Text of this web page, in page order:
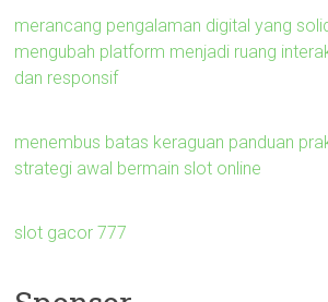
merancang pengalaman digital yang
mengubah platform menjadi ruang
dan responsif
menembus batas keraguan panduan
strategi awal bermain slot online
slot gacor 777